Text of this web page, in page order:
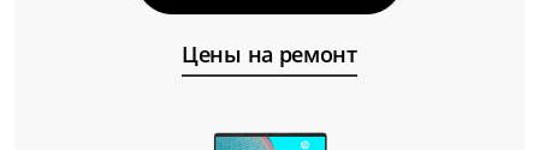
Цены на ремонт